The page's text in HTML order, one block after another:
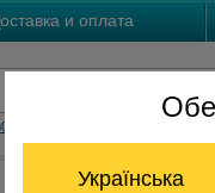
Українська
и оплата
Отдел